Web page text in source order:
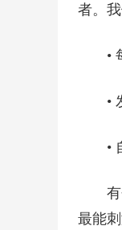
者。
•
•
•
最能